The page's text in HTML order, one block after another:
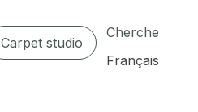
Carpet studio
Cherche
Français